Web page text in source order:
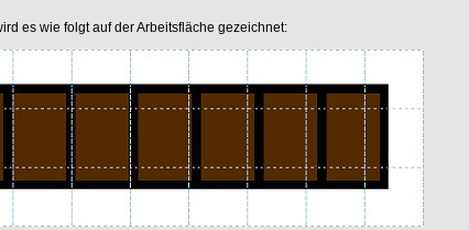
es wie folgt auf der Arbeitsfläche gezeichnet: